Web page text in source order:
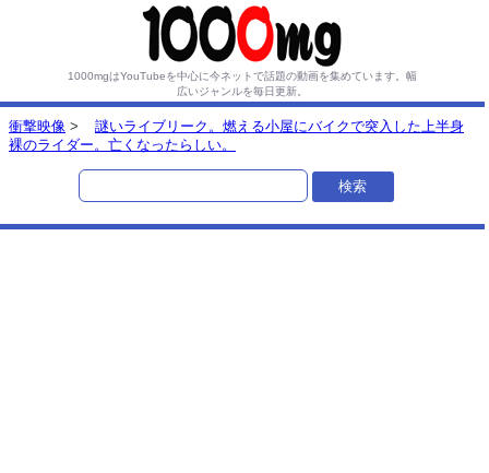
1000mgはYouTubeを中心に今ネットで話題の動画を集めています。 幅
広いジャンルを毎日更新。
衝撃映像 >
謎いライブリーク。燃える小屋にバイクで突入した上半身
裸のライダー。亡くなったらしい。